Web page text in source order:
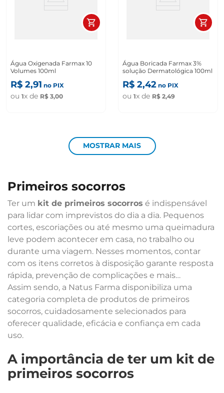
Água Oxigenada Farmax 10
Volumes 100ml
R$ 2,91 no PIX
ou 1x de R$ 3,00
Água Boricada Farmax 3%
solução Dermatológica 100ml
R$ 2,42 no PIX
ou 1x de R$ 2,49
MOSTRAR MAIS
primeiros socorros
Ter um kit de primeiros socorros é indispensável
para lidar com imprevistos do dia a dia. Pequenos
cortes, escoriações ou até mesmo uma queimadura
leve podem acontecer em casa, no trabalho ou
durante uma viagem. Nesses momentos, contar
com os itens corretos à disposição garante resposta
rápida, prevenção de complicações e mais
tranquilidade para toda a família.
Assim sendo, a Natus Farma disponibiliza uma
categoria completa de produtos de primeiros
socorros, cuidadosamente selecionados para
oferecer qualidade, eficácia e confiança em cada
uso.
A importância de ter um kit de
primeiros socorros